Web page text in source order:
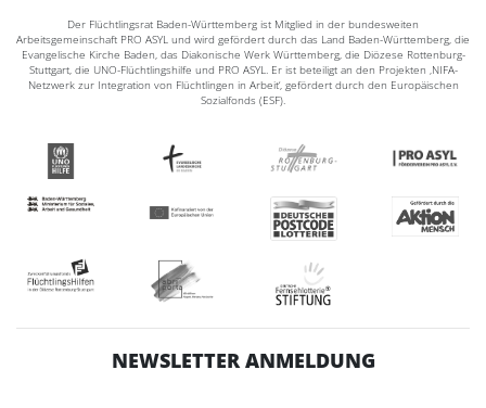
Der Flüchtlingsrat Baden-Württemberg ist Mitglied in der bundesweiten
Arbeitsgemeinschaft PRO ASYL und wird gefördert durch das Land Baden-Württemberg, die
Evangelische Kirche Baden, das Diakonische Werk Württemberg, die Diözese Rottenburg-
Stuttgart, die UNO-Flüchtlingshilfe und PRO ASYL. Er ist beteiligt an den Projekten ‚NIFA-
Netzwerk zur Integration von Flüchtlingen in Arbeit‘, gefördert durch den Europäischen
Sozialfonds (ESF).
NEWSLETTER ANMELDUNG